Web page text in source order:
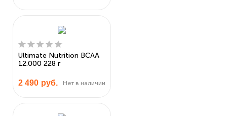
Ultimate Nutrition BCAA
12.000 228 г
2 490 руб. Нет в наличии